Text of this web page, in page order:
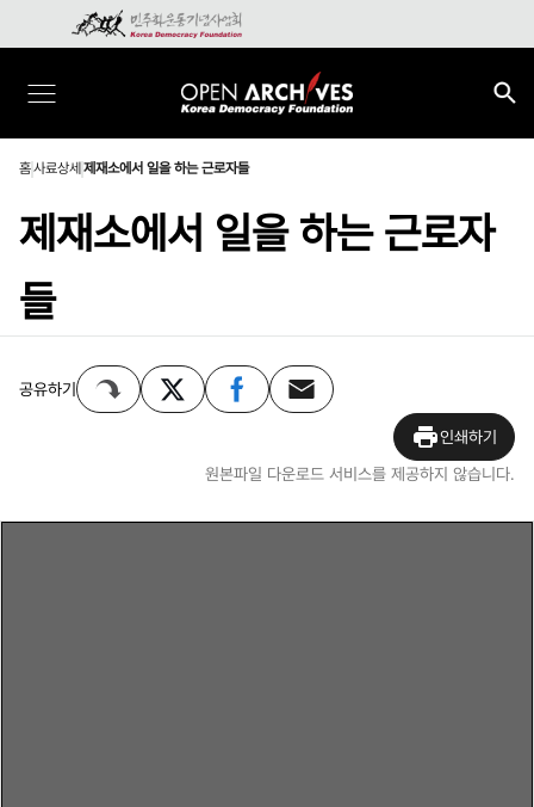
홈사료상세 제재소에서 일을 하는 근로자들
제재소에서 일을 하는 근로자
들
공유하기
인쇄하기
원본파일 다운로드 서비스를 제공하지 않습니다.